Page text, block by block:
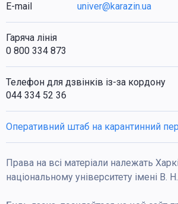
E-mail univer@karazin.ua
Гаряча лінія
0 800 334 873
Телефон для дзвінків із-за кордону
044 334 52 36
Оперативний штаб на карантинний
Права на всі матеріали належать
національному університету імені В.